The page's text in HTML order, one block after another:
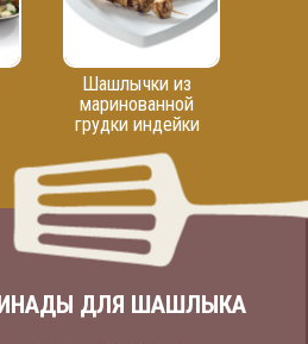
Шашлычки из
маринованной
грудки индейки
ДЛЯ ШАШЛЫКА